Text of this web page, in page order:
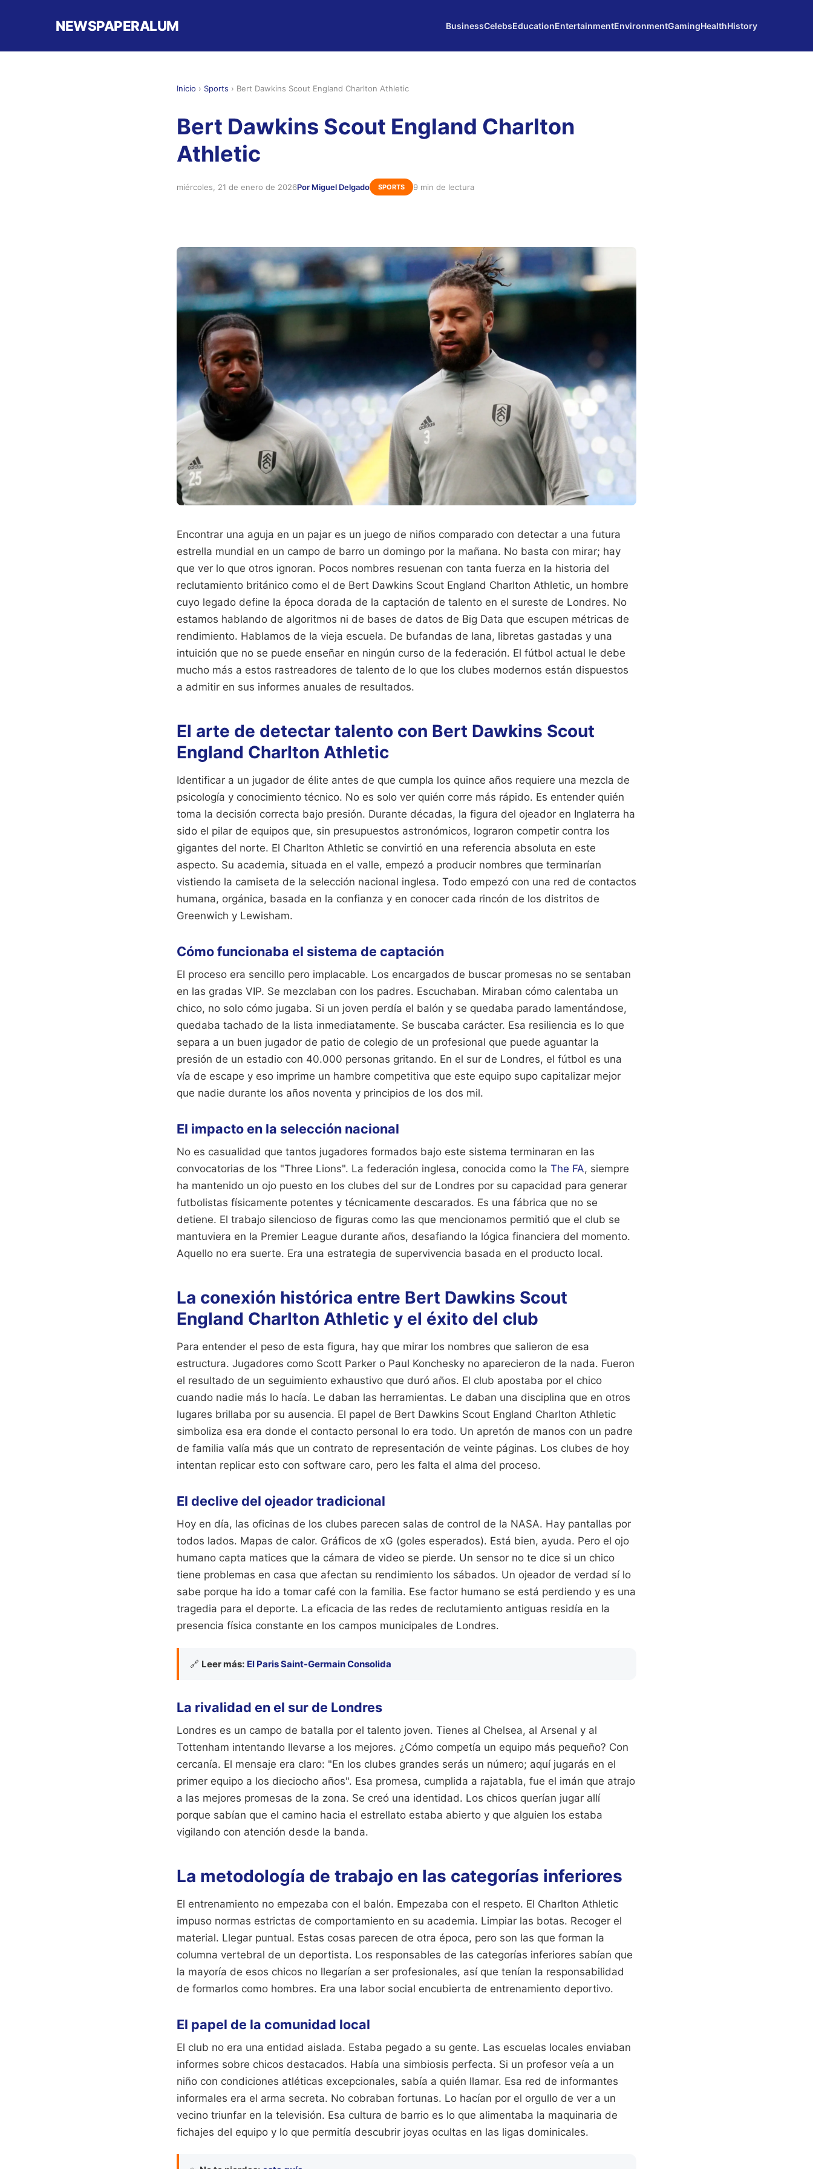
NEWSPAPERALUM BusinessCelebsEducationEntertainmentEnvironmentGamingHealthHistory
Inicio › Sports › Bert Dawkins Scout England Charlton Athletic
Bert Dawkins Scout England Charlton
Athletic
miércoles, 21 de enero de 2026Por Miguel Delgado SPORTS 9 min de lectura
Encontrar una aguja en un pajar es un juego de niños comparado con detectar a una futura
estrella mundial en un campo de barro un domingo por la mañana. No basta con mirar; hay
que ver lo que otros ignoran. Pocos nombres resuenan con tanta fuerza en la historia del
reclutamiento británico como el de Bert Dawkins Scout England Charlton Athletic, un hombre
cuyo legado define la época dorada de la captación de talento en el sureste de Londres. No
estamos hablando de algoritmos ni de bases de datos de Big Data que escupen métricas de
rendimiento. Hablamos de la vieja escuela. De bufandas de lana, libretas gastadas y una
intuición que no se puede enseñar en ningún curso de la federación. El fútbol actual le debe
mucho más a estos rastreadores de talento de lo que los clubes modernos están dispuestos
a admitir en sus informes anuales de resultados.
El arte de detectar talento con Bert Dawkins Scout
England Charlton Athletic
Identificar a un jugador de élite antes de que cumpla los quince años requiere una mezcla de
psicología y conocimiento técnico. No es solo ver quién corre más rápido. Es entender quién
toma la decisión correcta bajo presión. Durante décadas, la figura del ojeador en Inglaterra ha
sido el pilar de equipos que, sin presupuestos astronómicos, lograron competir contra los
gigantes del norte. El Charlton Athletic se convirtió en una referencia absoluta en este
aspecto. Su academia, situada en el valle, empezó a producir nombres que terminarían
vistiendo la camiseta de la selección nacional inglesa. Todo empezó con una red de contactos
humana, orgánica, basada en la confianza y en conocer cada rincón de los distritos de
Greenwich y Lewisham.
Cómo funcionaba el sistema de captación
El proceso era sencillo pero implacable. Los encargados de buscar promesas no se sentaban
en las gradas VIP. Se mezclaban con los padres. Escuchaban. Miraban cómo calentaba un
chico, no solo cómo jugaba. Si un joven perdía el balón y se quedaba parado lamentándose,
quedaba tachado de la lista inmediatamente. Se buscaba carácter. Esa resiliencia es lo que
separa a un buen jugador de patio de colegio de un profesional que puede aguantar la
presión de un estadio con 40.000 personas gritando. En el sur de Londres, el fútbol es una
vía de escape y eso imprime un hambre competitiva que este equipo supo capitalizar mejor
que nadie durante los años noventa y principios de los dos mil.
El impacto en la selección nacional
No es casualidad que tantos jugadores formados bajo este sistema terminaran en las
convocatorias de los "Three Lions". La federación inglesa, conocida como la The FA, siempre
ha mantenido un ojo puesto en los clubes del sur de Londres por su capacidad para generar
futbolistas físicamente potentes y técnicamente descarados. Es una fábrica que no se
detiene. El trabajo silencioso de figuras como las que mencionamos permitió que el club se
mantuviera en la Premier League durante años, desafiando la lógica financiera del momento.
Aquello no era suerte. Era una estrategia de supervivencia basada en el producto local.
La conexión histórica entre Bert Dawkins Scout
England Charlton Athletic y el éxito del club
Para entender el peso de esta figura, hay que mirar los nombres que salieron de esa
estructura. Jugadores como Scott Parker o Paul Konchesky no aparecieron de la nada. Fueron
el resultado de un seguimiento exhaustivo que duró años. El club apostaba por el chico
cuando nadie más lo hacía. Le daban las herramientas. Le daban una disciplina que en otros
lugares brillaba por su ausencia. El papel de Bert Dawkins Scout England Charlton Athletic
simboliza esa era donde el contacto personal lo era todo. Un apretón de manos con un padre
de familia valía más que un contrato de representación de veinte páginas. Los clubes de hoy
intentan replicar esto con software caro, pero les falta el alma del proceso.
El declive del ojeador tradicional
Hoy en día, las oficinas de los clubes parecen salas de control de la NASA. Hay pantallas por
todos lados. Mapas de calor. Gráficos de xG (goles esperados). Está bien, ayuda. Pero el ojo
humano capta matices que la cámara de video se pierde. Un sensor no te dice si un chico
tiene problemas en casa que afectan su rendimiento los sábados. Un ojeador de verdad sí lo
sabe porque ha ido a tomar café con la familia. Ese factor humano se está perdiendo y es una
tragedia para el deporte. La eficacia de las redes de reclutamiento antiguas residía en la
presencia física constante en los campos municipales de Londres.
🔗 Leer más: El Paris Saint-Germain Consolida
La rivalidad en el sur de Londres
Londres es un campo de batalla por el talento joven. Tienes al Chelsea, al Arsenal y al
Tottenham intentando llevarse a los mejores. ¿Cómo competía un equipo más pequeño? Con
cercanía. El mensaje era claro: "En los clubes grandes serás un número; aquí jugarás en el
primer equipo a los dieciocho años". Esa promesa, cumplida a rajatabla, fue el imán que atrajo
a las mejores promesas de la zona. Se creó una identidad. Los chicos querían jugar allí
porque sabían que el camino hacia el estrellato estaba abierto y que alguien los estaba
vigilando con atención desde la banda.
La metodología de trabajo en las categorías inferiores
El entrenamiento no empezaba con el balón. Empezaba con el respeto. El Charlton Athletic
impuso normas estrictas de comportamiento en su academia. Limpiar las botas. Recoger el
material. Llegar puntual. Estas cosas parecen de otra época, pero son las que forman la
columna vertebral de un deportista. Los responsables de las categorías inferiores sabían que
la mayoría de esos chicos no llegarían a ser profesionales, así que tenían la responsabilidad
de formarlos como hombres. Era una labor social encubierta de entrenamiento deportivo.
El papel de la comunidad local
El club no era una entidad aislada. Estaba pegado a su gente. Las escuelas locales enviaban
informes sobre chicos destacados. Había una simbiosis perfecta. Si un profesor veía a un
niño con condiciones atléticas excepcionales, sabía a quién llamar. Esa red de informantes
informales era el arma secreta. No cobraban fortunas. Lo hacían por el orgullo de ver a un
vecino triunfar en la televisión. Esa cultura de barrio es lo que alimentaba la maquinaria de
fichajes del equipo y lo que permitía descubrir joyas ocultas en las ligas dominicales.